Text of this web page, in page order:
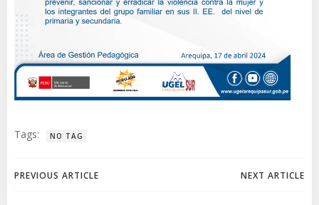
Tags: NO TAG
Navegación
PREVIOUS ARTICLE
Navegación
NEXT ARTICLE